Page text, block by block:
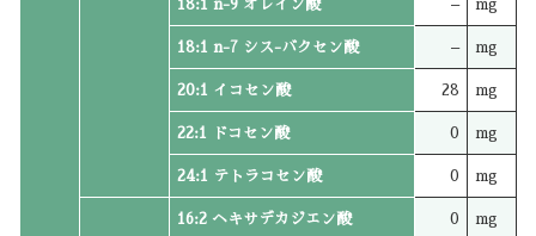
18:1 n-9 オレイン酸 – mg
18:1 n-7 シス-バクセン酸 – mg
20:1 イコセン酸 28 mg
22:1 ドコセン酸 0 mg
24:1 テトラコセン酸 0 mg
16:2 ヘキサデカジエン酸 0 mg